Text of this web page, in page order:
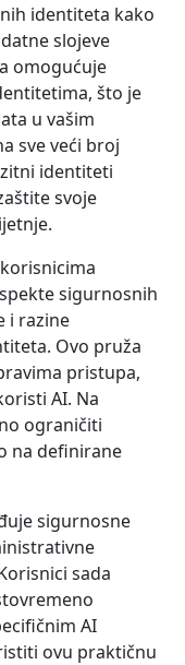
identiteta kako
slojeve
omogućuje
što je
u vašim
sve veći broj
identiteti
svoje
sigurnosnih
i razine
Ovo pruža
pristupa,
AI. Na
ograničiti
na definirane
sigurnosne
sada
AI
ovu praktičnu